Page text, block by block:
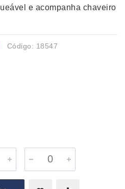
e acompanha chaveiro
Código: 18547